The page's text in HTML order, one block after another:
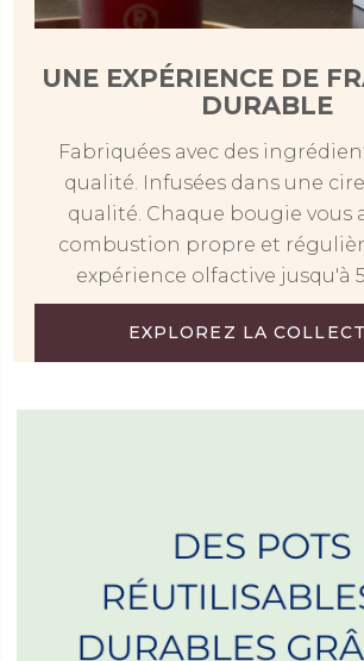
UNE EXPÉRIENCE DE
DURABLE
Fabriquées avec des
qualité. Infusées dans une
qualité. Chaque bougie vous
combustion propre et
expérience olfactive jusqu'à
EXPLOREZ LA